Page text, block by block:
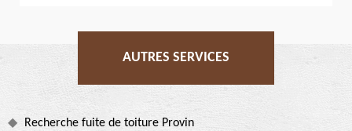
AUTRES SERVICES
Recherche fuite de toiture Provin